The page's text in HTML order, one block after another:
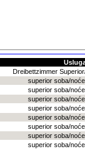
Dreibettzimmer
superior soba/
superior soba/
superior soba/
superior soba/
superior soba/
superior soba/
superior soba/
superior soba/